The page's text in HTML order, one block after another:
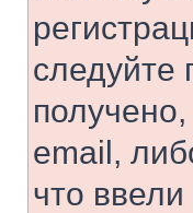
следуйте
email,
что